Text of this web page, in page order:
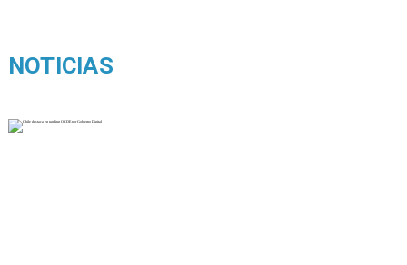
NOTICIAS